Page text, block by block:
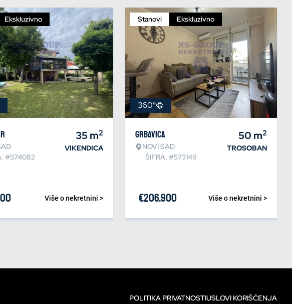
Ekskluzivno
#574082
35m2
VIKENDICA
Više o nekretnini >
Stanovi Ekskluzivno
360°
Grbavica
NOVI SAD
ŠIFRA: #573149
50 m2
TROSOBAN
Više o nekretnini >
€206.900
POLITIKA PRIVATNOSTIUSLOVI KORIŠĆENJA